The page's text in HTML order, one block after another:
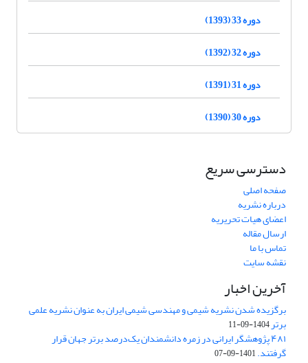
دوره 33 (1393)
دوره 32 (1392)
دوره 31 (1391)
دوره 30 (1390)
دسترسی سریع
صفحه اصلی
درباره نشریه
اعضای هیات تحریریه
ارسال مقاله
تماس با ما
نقشه سایت
آخرین اخبار
برگزیده شدن نشریه شیمی و مهندسی شیمی ایران به عنوان نشریه علمی
برتر1404-09-11
۴۸۱ پژوهشگر ایرانی در زمره دانشمندان یک‌درصد برتر جهان قرار
گرفتند.1401-09-07